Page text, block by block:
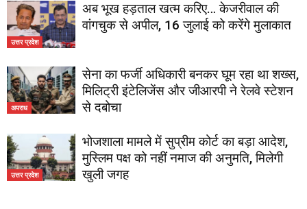
उत्तर प्रदेश
अब भूख हड़ताल खत्म करिए… केजरीवाल की
वांगचुक से अपील, 16 जुलाई को करेंगे मुलाकात
अपराध
सेना का फर्जी अधिकारी बनकर घूम रहा था शख्स,
मिलिट्री इंटेलिजेंस और जीआरपी ने रेलवे स्टेशन
से दबोचा
उत्तर प्रदेश
भोजशाला मामले में सुप्रीम कोर्ट का बड़ा आदेश,
मुस्लिम पक्ष को नहीं नमाज की अनुमति, मिलेगी
खुली जगह